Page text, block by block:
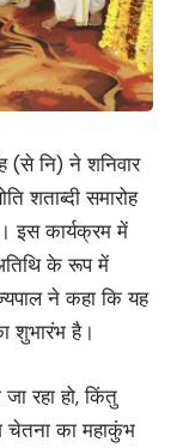
(से नि) ने शनिवार
शताब्दी समारोह
इस कार्यक्रम में
अतिथि के रूप में
ने कहा कि यह
शुभारंभ है।
रहा हो, किंतु
चेतना का महाकुंभ